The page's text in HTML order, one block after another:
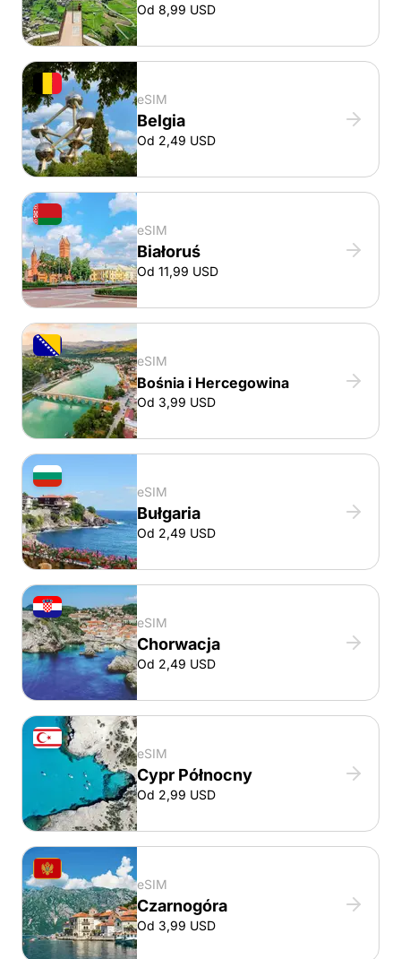
Od 8,99 USD
eSIM
Belgia
Od 2,49 USD
eSIM
Białoruś
Od 11,99 USD
eSIM
Bośnia i Hercegowina
Od 3,99 USD
eSIM
Bułgaria
Od 2,49 USD
eSIM
Chorwacja
Od 2,49 USD
eSIM
Cypr Północny
Od 2,99 USD
eSIM
Czarnogóra
Od 3,99 USD